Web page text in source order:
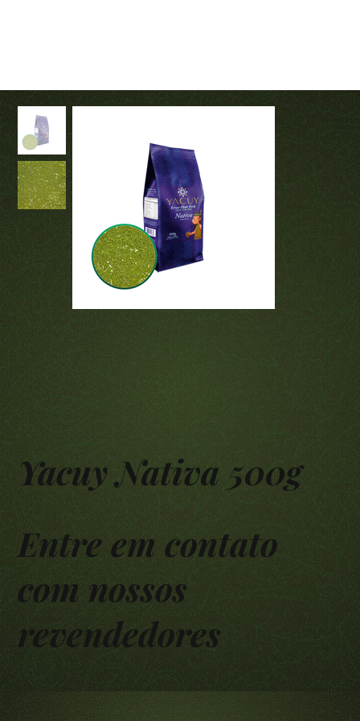
Yacuy Nativa 500g
Entre em contato
com nossos
revendedores